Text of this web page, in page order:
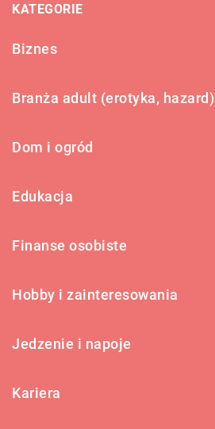
KATEGORIE
Biznes
Branża adult (erotyka, hazard)
Dom i ogród
Edukacja
Finanse osobiste
Hobby i zainteresowania
Jedzenie i napoje
Kariera